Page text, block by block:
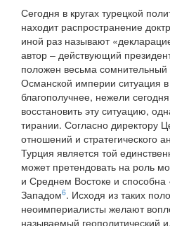
Сегодня в кругах турецкой
находит распространение
иной раз называют
автор – действующий
положен весьма сомнительный
Османской империи ситуация
благополучнее, нежели
восстановить эту ситуацию,
тирании. Согласно директору
отношений и стратегического
Турция является той
может претендовать на роль
и Среднем Востоке и способна
Западом6. Исходя из таких
неоимпериалисты желают
называемый геополитический